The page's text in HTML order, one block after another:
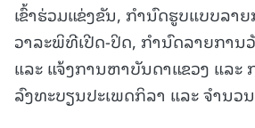
ເຂົ້າຮ່ວມແຂ່ງຂັນ, ກຳນົດຮູບແບບລາ
ວາລະພິທີເປີດ-ປິດ, ກຳນົດລາຍການ
ແລະ ແຈ້ງການຫາບັນດາແຂວງ ແລະ
ລົງທະບຽນປະເພດກິລາ ແລະ ຈໍານວ